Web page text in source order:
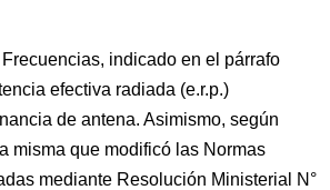
indicado en el párrafo
efectiva radiada (e.r.p.)
de antena. Asimismo, según
misma que modificó las Normas
mediante Resolución Ministerial N°